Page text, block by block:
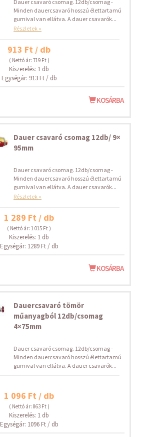
Dauer csavaró csomag. 12db/csomag -
Minden dauercsavaró hosszú élettartamú
gumival van ellátva. A dauer csavarók...
Részletek »
913 Ft / db
( Nettó ár: 719 Ft )
Kiszerelés: 1 db
Egységár: 913 Ft / db
KOSÁRBA
Dauer csavaró csomag 12db/ 9×
95mm
Dauer csavaró csomag. 12db/csomag -
Minden dauercsavaró hosszú élettartamú
gumival van ellátva. A dauer csavarók...
Részletek »
1 289 Ft / db
( Nettó ár: 1 015 Ft )
Kiszerelés: 1 db
Egységár: 1289 Ft / db
KOSÁRBA
Dauercsavaró tömör
műanyagból 12db/csomag
4×75mm
Dauer csavaró csomag. 12db/csomag -
Minden dauercsavaró hosszú élettartamú
gumival van ellátva. A dauer csavarók...
1 096 Ft / db
( Nettó ár: 863 Ft )
Kiszerelés: 1 db
Egységár: 1096 Ft / db